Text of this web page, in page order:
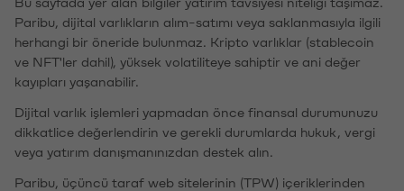
Bu sayfada yer alan bilgiler yatırım tavsiyesi niteliği taşımaz.
Paribu, dijital varlıkların alım-satımı veya saklanmasıyla ilgili
herhangi bir öneride bulunmaz. Kripto varlıklar (stablecoin
ve NFT'ler dahil), yüksek volatiliteye sahiptir ve ani değer
kayıpları yaşanabilir.
Dijital varlık işlemleri yapmadan önce finansal durumunuzu
dikkatlice değerlendirin ve gerekli durumlarda hukuk, vergi
veya yatırım danışmanınızdan destek alın.
Paribu, üçüncü taraf web sitelerinin (TPW) içeriklerinden